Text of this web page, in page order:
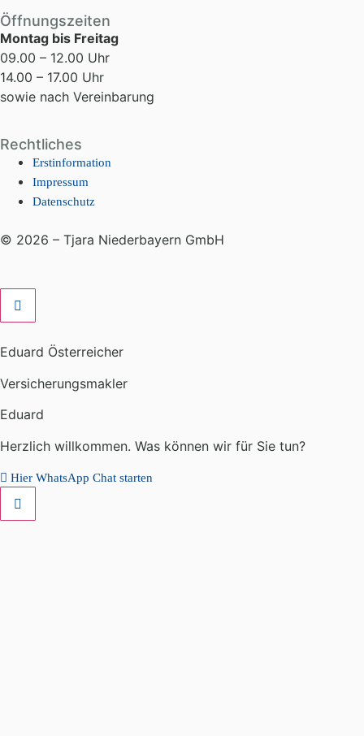
Öffnungszeiten
Montag bis Freitag
09.00 – 12.00 Uhr
14.00 – 17.00 Uhr
sowie nach Vereinbarung
Rechtliches
Erstinformation
Impressum
Datenschutz
© 2026 – Tjara Niederbayern GmbH
Eduard Österreicher
Versicherungsmakler
Eduard
Herzlich willkommen. Was können wir für Sie tun?
Hier WhatsApp Chat starten